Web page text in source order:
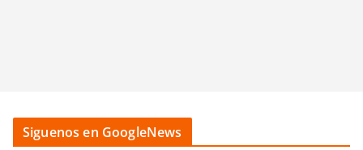
Siguenos en GoogleNews